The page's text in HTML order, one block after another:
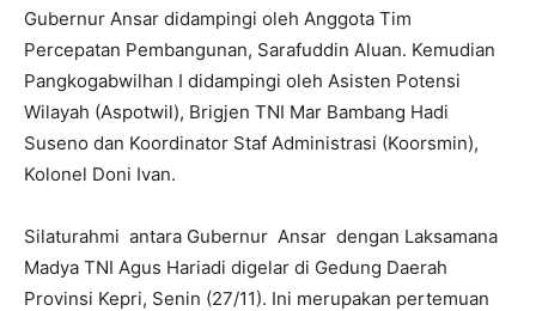
Gubernur Ansar didampingi oleh Anggota Tim
Percepatan Pembangunan, Sarafuddin Aluan. Kemudian
Pangkogabwilhan I didampingi oleh Asisten Potensi
Wilayah (Aspotwil), Brigjen TNI Mar Bambang Hadi
Suseno dan Koordinator Staf Administrasi (Koorsmin),
Kolonel Doni Ivan.
Silaturahmi antara Gubernur Ansar dengan Laksamana
Madya TNI Agus Hariadi digelar di Gedung Daerah
Provinsi Kepri, Senin (27/11). Ini merupakan pertemuan